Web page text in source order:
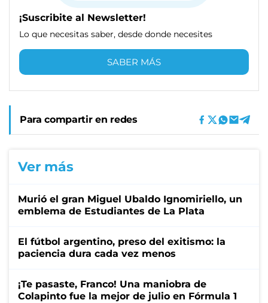
¡Suscribite al Newsletter!
Lo que necesitas saber, desde donde necesites
SABER MÁS
Para compartir en redes
Ver más
Murió el gran Miguel Ubaldo Ignomiriello, un
emblema de Estudiantes de La Plata
El fútbol argentino, preso del exitismo: la
paciencia dura cada vez menos
¡Te pasaste, Franco! Una maniobra de
Colapinto fue la mejor de julio en Fórmula 1